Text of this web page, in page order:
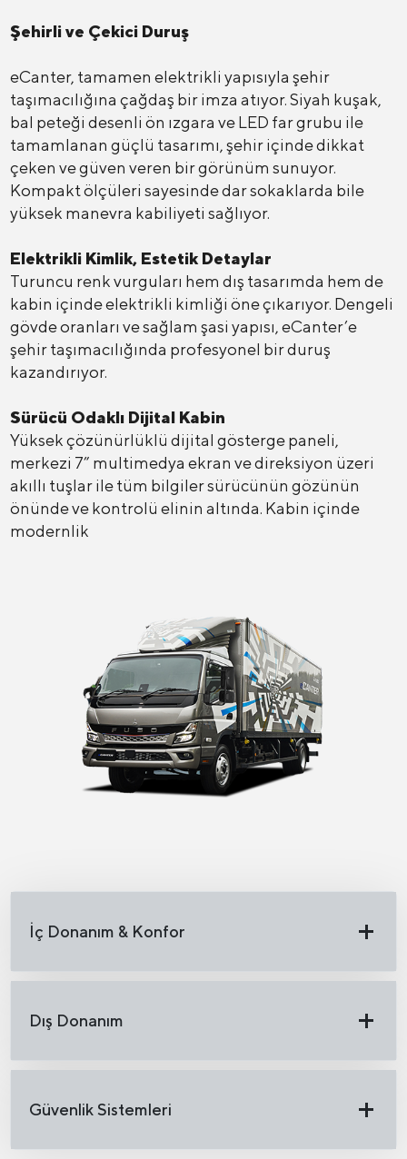
Şehirli ve Çekici Duruş
eCanter, tamamen elektrikli yapısıyla şehir
taşımacılığına çağdaş bir imza atıyor. Siyah kuşak,
bal peteği desenli ön ızgara ve LED far grubu ile
tamamlanan güçlü tasarımı, şehir içinde dikkat
çeken ve güven veren bir görünüm sunuyor.
Kompakt ölçüleri sayesinde dar sokaklarda bile
yüksek manevra kabiliyeti sağlıyor.
Elektrikli Kimlik, Estetik Detaylar
Turuncu renk vurguları hem dış tasarımda hem de
kabin içinde elektrikli kimliği öne çıkarıyor. Dengeli
gövde oranları ve sağlam şasi yapısı, eCanter’e
şehir taşımacılığında profesyonel bir duruş
kazandırıyor.
Sürücü Odaklı Dijital Kabin
Yüksek çözünürlüklü dijital gösterge paneli,
merkezi 7” multimedya ekran ve direksiyon üzeri
akıllı tuşlar ile tüm bilgiler sürücünün gözünün
önünde ve kontrolü elinin altında. Kabin içinde
modernlik
İç Donanım & Konfor
Dış Donanım
Güvenlik Sistemleri